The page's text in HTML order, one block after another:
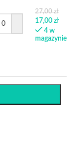
27,00zł
17,00 zł
4 w
magazynie